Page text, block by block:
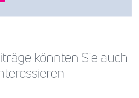
könnten Sie auch